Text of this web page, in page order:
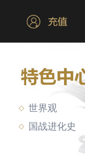
世界观
国战进化史